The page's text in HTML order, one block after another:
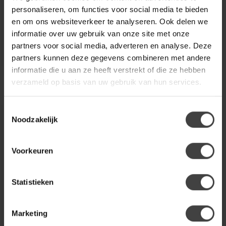
personaliseren, om functies voor social media te bieden
en om ons websiteverkeer te analyseren. Ook delen we
informatie over uw gebruik van onze site met onze
partners voor social media, adverteren en analyse. Deze
partners kunnen deze gegevens combineren met andere
informatie die u aan ze heeft verstrekt of die ze hebben
verzameld op basis van uw gebruik van hun services.
Noodzakelijk
Voorkeuren
Statistieken
Marketing
kleurmogelijkheden
€1.299,00
.
.
gecertificeerd eikenho...
€599,00 €479,00
.
Eettafel Lamulux
Leeds uitschuifbaar
Eettafel Wellington
Ovaal uitschuifbaar